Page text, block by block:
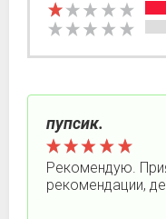
пупсик.
Рекомендую.
рекомендации,